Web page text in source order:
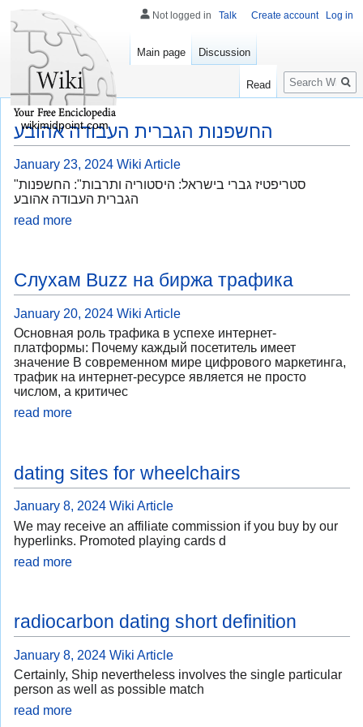
החשפנות הגברית העבודה אהובע
January 23, 2024 Wiki Article
"סטריפטיז גברי בישראל: היסטוריה ותרבות": החשפנות
הגברית העבודה אהובע
read more
Слухам Buzz на биржа трафика
January 20, 2024 Wiki Article
Основная роль трафика в успехе интернет-
платформы: Почему каждый посетитель имеет
значение В современном мире цифрового маркетинга,
трафик на интернет-ресурсе является не просто
числом, а критичес
read more
dating sites for wheelchairs
January 8, 2024 Wiki Article
We may receive an affiliate commission if you buy by our
hyperlinks. Promoted playing cards d
read more
radiocarbon dating short definition
January 8, 2024 Wiki Article
Certainly, Ship nevertheless involves the single particular
person as well as possible match
read more
Not logged in Talk Create account Log in
Main page Discussion
Read
Search
wikimidpoint.com